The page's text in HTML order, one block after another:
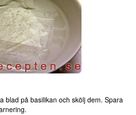
blad på basilikan och skölj dem. Spara